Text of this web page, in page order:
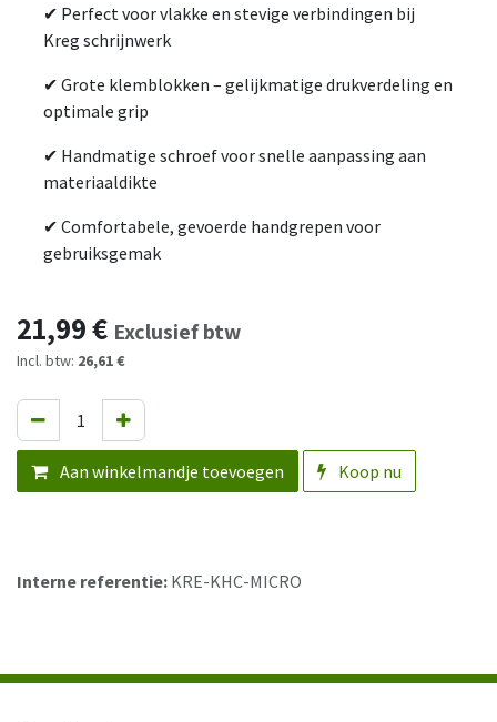
✔ Perfect voor vlakke en stevige verbindingen bij
Kreg schrijnwerk
✔ Grote klemblokken – gelijkmatige drukverdeling en
optimale grip
✔ Handmatige schroef voor snelle aanpassing aan
materiaaldikte
✔ Comfortabele, gevoerde handgrepen voor
gebruiksgemak
21,99€ Exclusief btw
Incl. btw: 26,61 €
Aan winkelmandje toevoegen Koop nu
Interne referentie: KRE-KHC-MICRO